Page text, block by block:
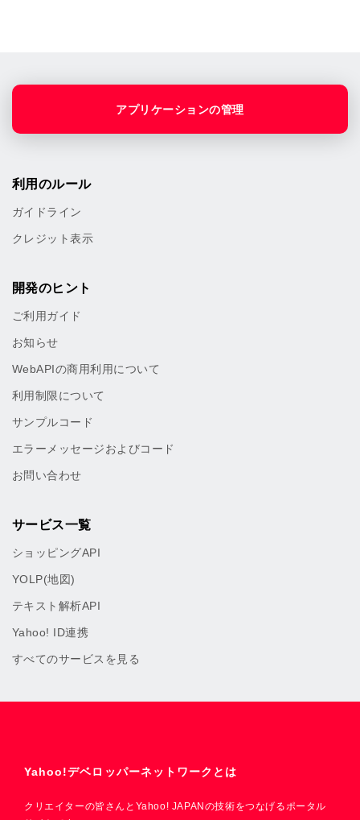
アプリケーションの管理
利用のルール
ガイドライン
クレジット表示
開発のヒント
ご利用ガイド
お知らせ
WebAPIの商用利用について
利用制限について
サンプルコード
エラーメッセージおよびコード
お問い合わせ
サービス一覧
ショッピングAPI
YOLP(地図)
テキスト解析API
Yahoo! ID連携
すべてのサービスを見る
Yahoo!デベロッパーネットワークとは
クリエイターの皆さんとYahoo! JAPANの技術をつなげるポータル